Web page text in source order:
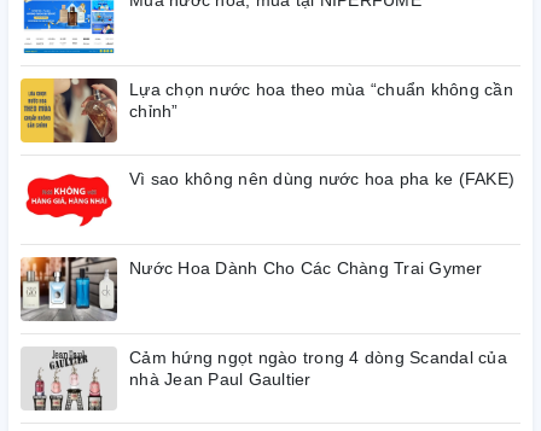
hương thuộc dạng rất xa
– toả hương trong vòng
bán kính trên 2 mét.
Insurrection IIDark
Reyane Tradition phù
hợp để sử dụng trong cả
ngày lẫn đêm vào mùa
thu, đông.
Mùi hương
nước hoa
Lựa chọn nước hoa theo mùa “chuẩn không cần
chỉnh”
Vì sao không nên dùng nước hoa pha ke (FAKE)
Nước Hoa Dành Cho Các Chàng Trai Gymer
Cảm hứng ngọt ngào trong 4 dòng Scandal của
nhà Jean Paul Gaultier